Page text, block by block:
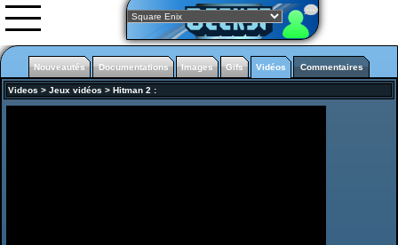
Nouveautés Documentations Images Gifs Vidéos Commentaires
Videos > Jeux vidéos > Hitman 2 :